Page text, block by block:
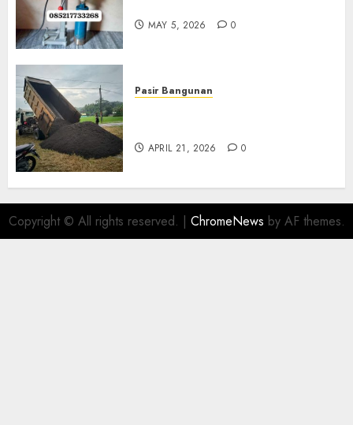
MAY 5, 2026 0
Pasir Bangunan
APRIL 21, 2026 0
Copyright © All rights reserved. | ChromeNews by AF themes.